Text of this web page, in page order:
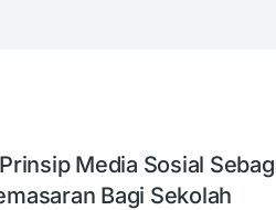
Media Sosial
Bagi Sekolah